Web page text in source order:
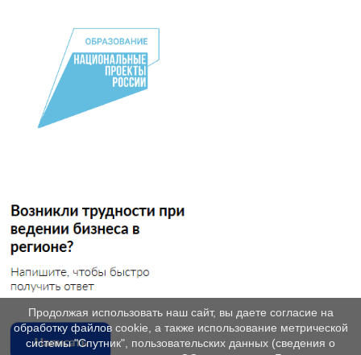
Продолжая использовать наш сайт, вы даете согласие на
обработку файлов cookie, а также использование метрической
системы "Спутник", пользовательских данных (сведения о